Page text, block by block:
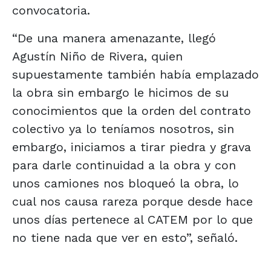
convocatoria.
“De una manera amenazante, llegó
Agustín Niño de Rivera, quien
supuestamente también había emplazado
la obra sin embargo le hicimos de su
conocimientos que la orden del contrato
colectivo ya lo teníamos nosotros, sin
embargo, iniciamos a tirar piedra y grava
para darle continuidad a la obra y con
unos camiones nos bloqueó la obra, lo
cual nos causa rareza porque desde hace
unos días pertenece al CATEM por lo que
no tiene nada que ver en esto”, señaló.